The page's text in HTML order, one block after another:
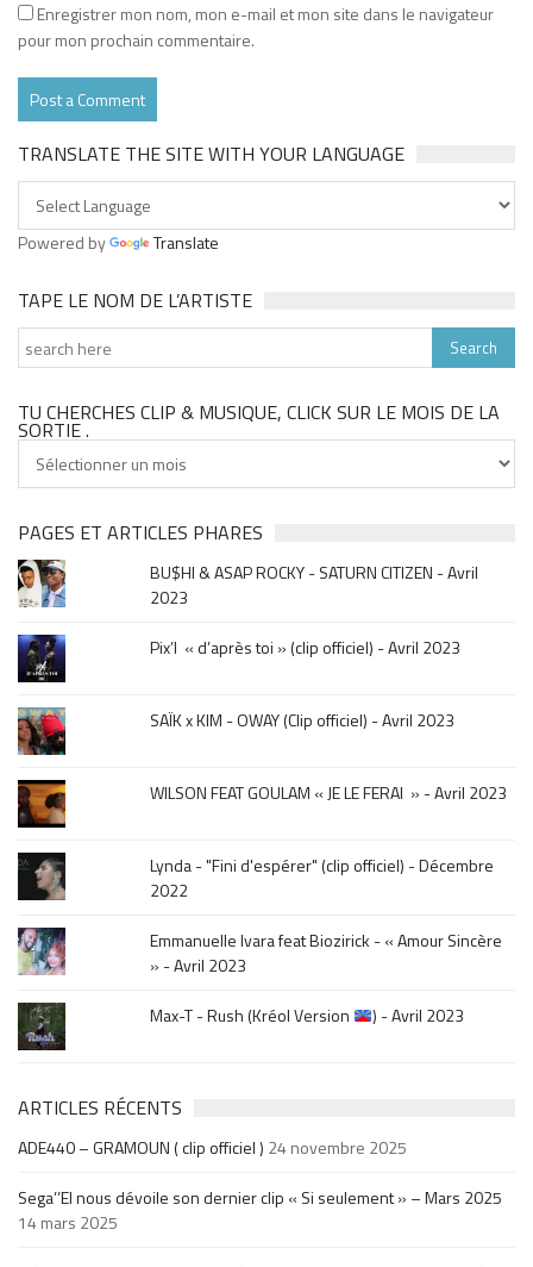
Enregistrer mon nom, mon e-mail et mon site dans le navigateur
pour mon prochain commentaire.
TRANSLATE THE SITE WITH YOUR LANGUAGE
Powered by Translate
TAPE LE NOM DE L’ARTISTE
TU CHERCHES CLIP & MUSIQUE, CLICK SUR LE MOIS DE LA
SORTIE .
cherches
&
musique,
click
sur
le
mois
de
la
sortie
PAGES ET ARTICLES PHARES
BU$HI & ASAP ROCKY - SATURN CITIZEN - Avril
2023
Pix’l « d’après toi » (clip officiel) - Avril 2023
SAÏK x KIM - OWAY (Clip officiel) - Avril 2023
WILSON FEAT GOULAM « JE LE FERAI » - Avril 2023
Lynda - "Fini d'espérer" (clip officiel) - Décembre
2022
Emmanuelle Ivara feat Biozirick - « Amour Sincère
» - Avril 2023
Max-T - Rush (Kréol Version
) - Avril 2023
ARTICLES RÉCENTS
ADE440 – GRAMOUN ( clip officiel ) 24 novembre 2025
Sega’’El nous dévoile son dernier clip « Si seulement » – Mars 2025
14 mars 2025